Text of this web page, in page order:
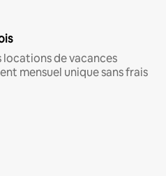
locations de vacances
mensuel unique sans frais